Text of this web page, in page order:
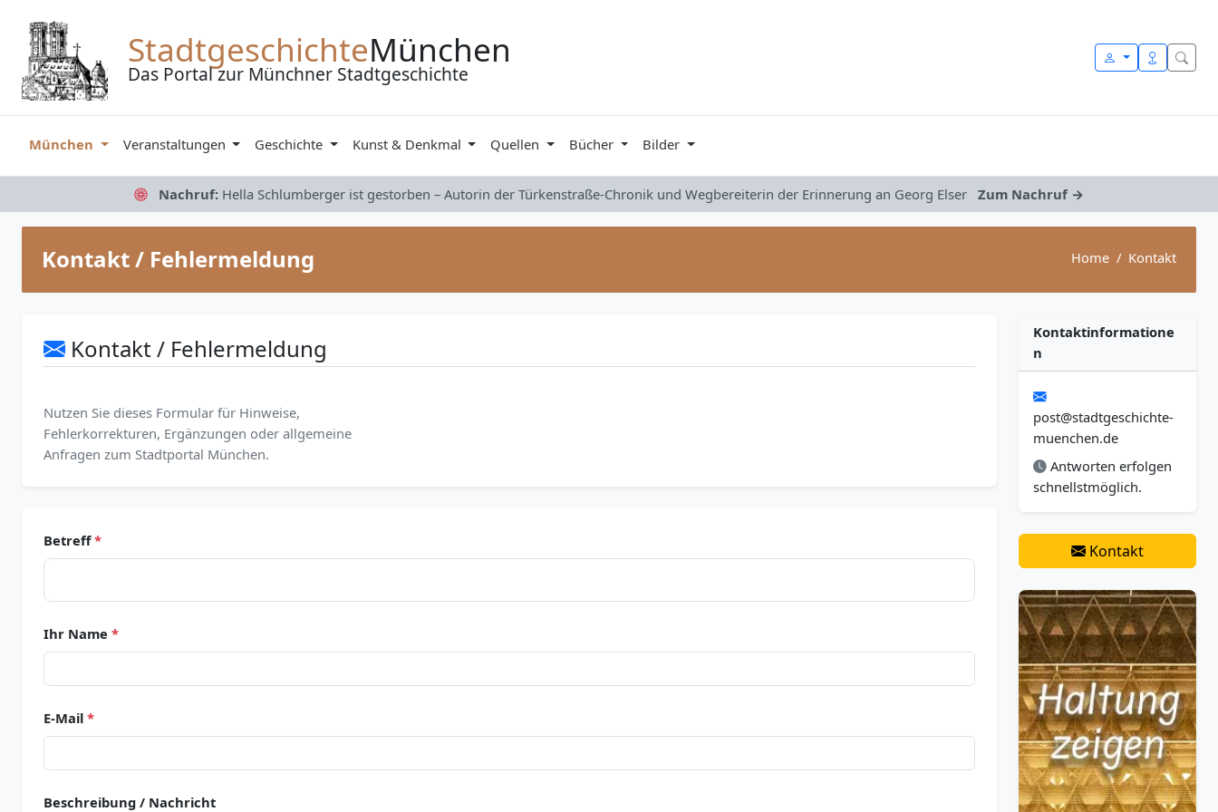
StadtgeschichteMünchen
Das Portal zur Münchner Stadtgeschichte
München Veranstaltungen Geschichte Kunst & Denkmal Quellen Bücher Bilder
Nachruf: Hella Schlumberger ist gestorben – Autorin der Türkenstraße-Chronik und Wegbereiterin der Erinnerung an Georg Elser Zum Nachruf →
Kontakt / Fehlermeldung Home Kontakt
Kontakt / Fehlermeldung
Nutzen Sie dieses Formular für Hinweise,
Fehlerkorrekturen, Ergänzungen oder allgemeine
Anfragen zum Stadtportal München.
Betreff*
Ihr Name *
E-Mail *
Beschreibung / Nachricht
Kontaktinformatione
n
post@stadtgeschichte-
muenchen.de
Antworten erfolgen
schnellstmöglich.
Kontakt